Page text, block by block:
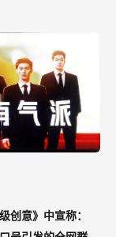
创意》中宣称：